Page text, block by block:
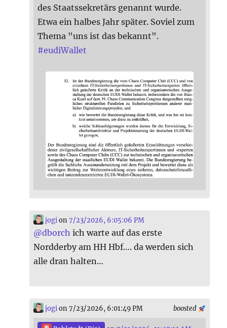
des Staatssekretärs genannt wurde.
Etwa ein halbes Jahr später. Soviel zum
Thema "uns ist das bekannt".
#eudiWallet
jogion7/23/2026, 6:05:06 PM
@dborch ich warte auf das erste
Nordderby am HH Hbf…. da werden sich
alle dran halten…
boosted
jogion 7/23/2026, 6:01:49 PM